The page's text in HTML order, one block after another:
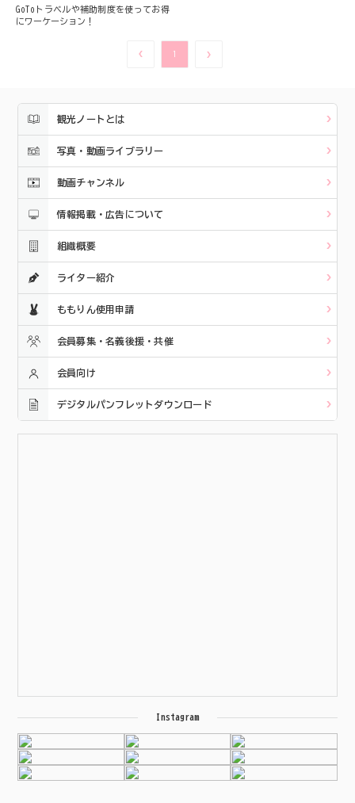
ン」はいかが？
GoToトラベルや補助制度を使ってお得
にワーケーション！
1
観光ノートとは
写真・動画ライブラリー
動画チャンネル
情報掲載・広告について
組織概要
ライター紹介
ももりん使用申請
会員募集・名義後援・共催
会員向け
デジタルパンフレットダウンロード
Instagram